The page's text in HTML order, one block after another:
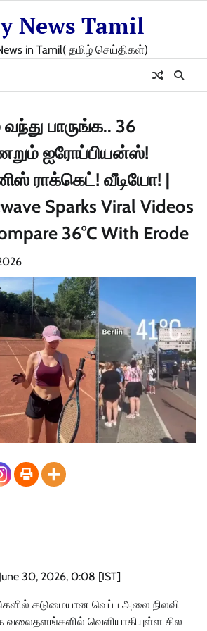
News Tamil
in Tamil( தமிழ் செய்திகள்)
பாருங்க.. 36
ஐரோப்பியன்ஸ்!
ராக்கெட்! வீடியோ! |
Sparks Viral Videos
36°C With Erode
30, 2026, 0:08 [IST]
கடுமையான வெப்ப அலை நிலவி
வலைதளங்களில் வெளியாகியுள்ள சில